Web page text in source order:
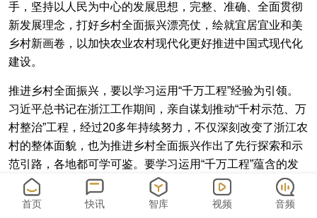
手，坚持以人民为中心的发展思想，完整、准确、全面贯彻
新发展理念，打好乡村全面振兴漂亮仗，绘就宜居宜业和美
乡村新画卷，以加快农业农村现代化更好推进中国式现代化
建设。
推进乡村全面振兴，要以学习运用“千万工程”经验为引领。
习近平总书记在浙江工作期间，亲自谋划推动“千村示范、万
村整治”工程，经过20多年持续努力，不仅深刻改变了浙江农
村的整体面貌，也为推进乡村全面振兴作出了先行探索和示
范引路，各地都可学可鉴。要学习运用“千万工程”蕴含的发
展理念、工作方法和推进机制，从农民群众反映强烈的实际
问题出发，找准乡村振兴的切入点，因地制宜、务求实效，
首页 快讯 智库 视频 音频